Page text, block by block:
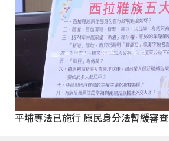
平埔專法已施行 原民身分法暫緩審查